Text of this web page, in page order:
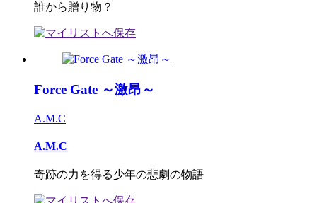
誰から贈り物？
Force Gate ～激昂～
A.M.C
A.M.C
奇跡の力を得る少年の悲劇の物語